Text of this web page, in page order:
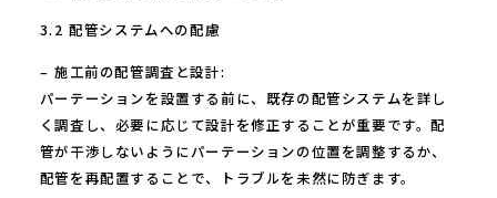
3.2 配管システムへの配慮
– 施工前の配管調査と設計:
パーテーションを設置する前に、既存の配管システムを詳し
く調査し、必要に応じて設計を修正することが重要です。配
管が干渉しないようにパーテーションの位置を調整するか、
配管を再配置することで、トラブルを未然に防ぎます。